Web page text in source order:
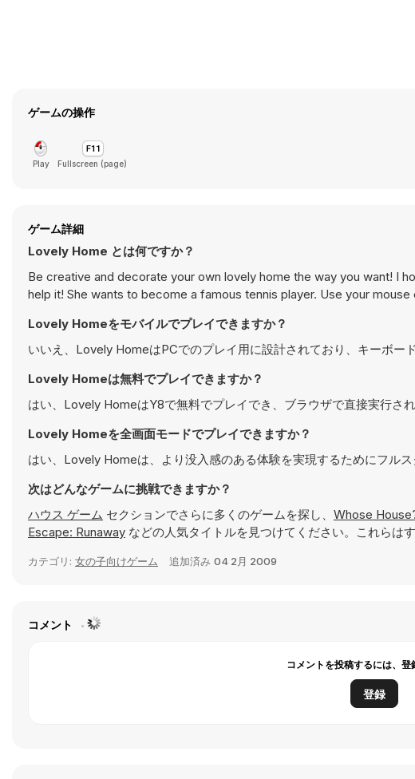
ゲームの操作
Play Fullscreen (page)
ゲーム詳細
Lovely Home とは何ですか？
Be creative and decorate your own lovely home the way you want! I
help it! She wants to become a famous tennis player. Use your
Lovely Homeをモバイルでプレイできますか？
いいえ、Lovely HomeはPCでのプレイ用に設計されており、キーボー
Lovely Homeは無料でプレイできますか？
はい、Lovely HomeはY8で無料でプレイでき、ブラウザで直接実行され
Lovely Homeを全画面モードでプレイできますか？
はい、Lovely Homeは、より没入感のある体験を実現するためにフルス
次はどんなゲームに挑戦できますか？
ハウス ゲーム セクションでさらに多くのゲームを探し、 Whose
Escape: Runaway などの人気タイトルを見つけてください。これらは
カテゴリ: 女の子向けゲーム 追加済み 04 2月 2009
コメント
コメントを投稿するには、
登録